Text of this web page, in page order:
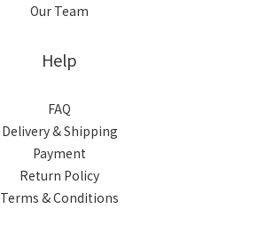
Our Team
Help
FAQ
Delivery & Shipping
Payment
Return Policy
Terms & Conditions